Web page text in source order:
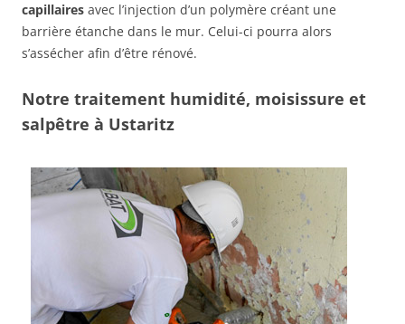
capillaires avec l’injection d’un polymère créant une
barrière étanche dans le mur. Celui-ci pourra alors
s’assécher afin d’être rénové.
Notre traitement humidité, moisissure et
salpêtre à Ustaritz